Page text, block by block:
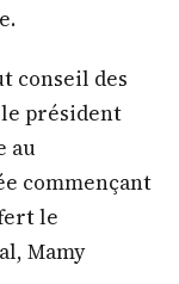
conseil des
président
au
commençant
le
Mamy